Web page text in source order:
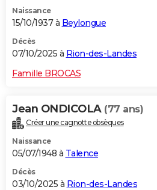
Naissance
15/10/1937 à Beylongue
Décès
07/10/2025 à Rion-des-Landes
Famille BROCAS
Jean ONDICOLA (77 ans)
Créer une cagnotte obsèques
Naissance
05/07/1948 à Talence
Décès
03/10/2025 à Rion-des-Landes